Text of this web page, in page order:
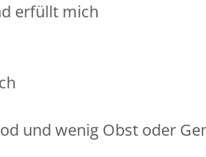
erfüllt mich
und wenig Obst oder